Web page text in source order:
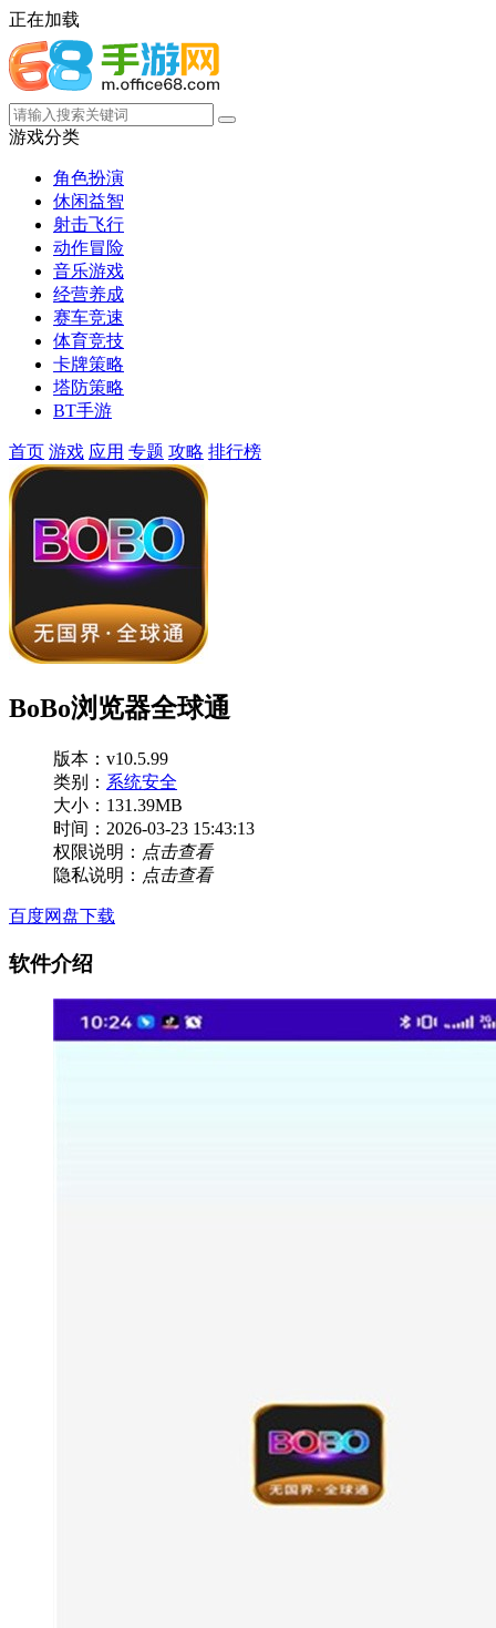
正在加载
游戏分类
角色扮演
休闲益智
射击飞行
动作冒险
音乐游戏
经营养成
赛车竞速
体育竞技
卡牌策略
塔防策略
BT手游
首页 游戏 应用 专题 攻略 排行榜
BoBo浏览器全球通
版本：v10.5.99
类别： 系统安全
大小：131.39MB
时间：2026-03-23 15:43:13
权限说明： 点击查看
隐私说明： 点击查看
百度网盘下载
软件介绍